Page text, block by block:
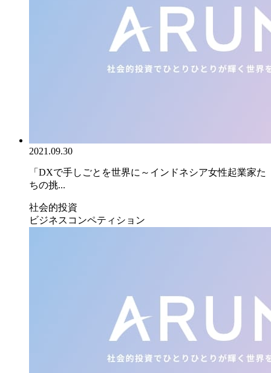
2021.09.30
「DXで手しごとを世界に～インドネシア女性起業家た
ちの挑...
社会的投資
ビジネスコンペティション